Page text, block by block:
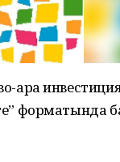
ара
форматында